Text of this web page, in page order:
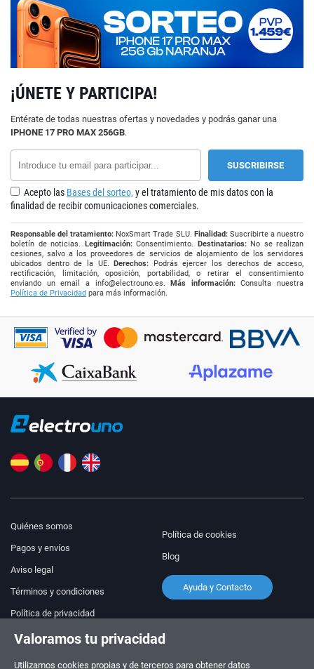
¡ÚNETE Y PARTICIPA!
Entérate de todas nuestras ofertas y novedades y podrás ganar una
IPHONE 17 PRO MAX 256GB.
Acepto las Bases del sorteo, y el tratamiento de mis datos con la
finalidad de recibir comunicaciones comerciales.
Responsable del tratamiento: NoxSmart Trade SLU. Finalidad:Suscribirte a nuestro
boletín de noticias. Legitimación:Consentimiento. Destinatarios:No se realizan
cesiones, salvo a los proveedores de servicios de alojamiento de los servidores
ubicados dentro de la UE.Derechos: Podrás ejercer los derechos de acceso,
rectificación, limitación, oposición, portabilidad, o retirar el consentimiento
enviando un email a info@electrouno.es.Más información:Consulta nuestra
Política de Privacidad para más información.
Quiénes somos
Pagos y envíos
Aviso legal
Términos y condiciones
Política de privacidad
Política de cookies
Blog
Ayuda y Contacto
PEDIDOS Y CONSULTAS
+34 910 600 459
¡Síguenos!
Valoramos tu privacidad
Utilizamos cookies propias y de terceros para obtener datos